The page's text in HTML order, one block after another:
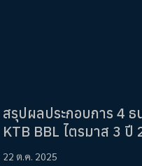
สรุปผลประกอบการ 4
KTB BBL ไตรมาส 3 ปี
22 ต.ค. 2025